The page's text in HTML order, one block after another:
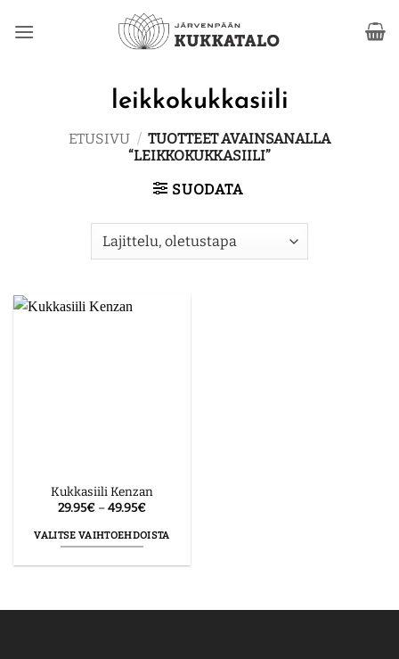
leikkokukkasiili
ETUSIVU / TUOTTEET AVAINSANALLA
“LEIKKOKUKKASIILI”
SUODATA
Kukkasiili Kenzan
29.95€ –49.95€Hintaluokka:
-
49.95€
VALITSE VAIHTOEHDOISTA
useampi